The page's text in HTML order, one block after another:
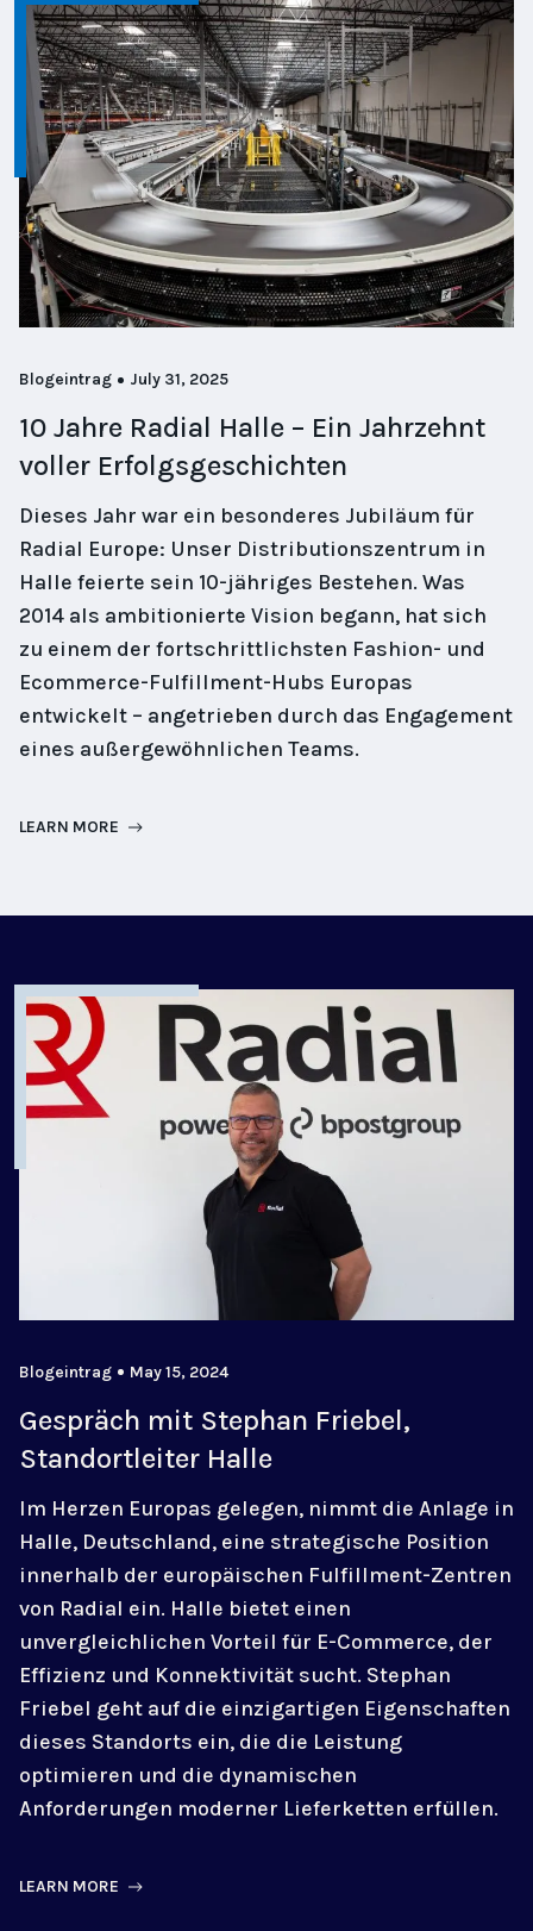
Blogeintrag July 31, 2025
10 Jahre Radial Halle – Ein Jahrzehnt
voller Erfolgsgeschichten
Dieses Jahr war ein besonderes Jubiläum für
Radial Europe: Unser Distributionszentrum in
Halle feierte sein 10-jähriges Bestehen. Was
2014 als ambitionierte Vision begann, hat sich
zu einem der fortschrittlichsten Fashion- und
Ecommerce-Fulfillment-Hubs Europas
entwickelt – angetrieben durch das Engagement
eines außergewöhnlichen Teams.
LEARN MORE
Blogeintrag May 15, 2024
Gespräch mit Stephan Friebel,
Standortleiter Halle
Im Herzen Europas gelegen, nimmt die Anlage in
Halle, Deutschland, eine strategische Position
innerhalb der europäischen Fulfillment-Zentren
von Radial ein. Halle bietet einen
unvergleichlichen Vorteil für E-Commerce, der
Effizienz und Konnektivität sucht. Stephan
Friebel geht auf die einzigartigen Eigenschaften
dieses Standorts ein, die die Leistung
optimieren und die dynamischen
Anforderungen moderner Lieferketten erfüllen.
LEARN MORE